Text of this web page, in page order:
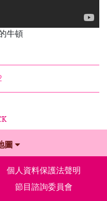
牛頓
圖
個人資料保護法聲明
節目諮詢委員會